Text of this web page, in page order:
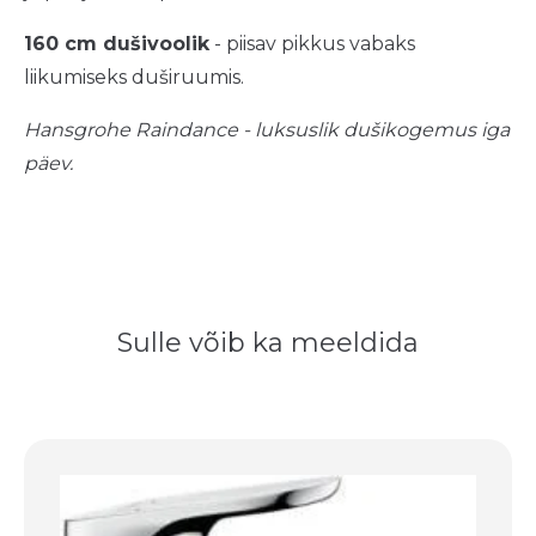
160 cm dušivoolik- piisav pikkus vabaks
liikumiseks duširuumis.
Hansgrohe Raindance - luksuslik dušikogemus iga
päev.
Sulle võib ka meeldida